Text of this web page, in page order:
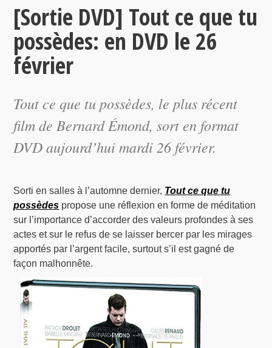
[Sortie DVD] Tout ce que tu
possèdes: en DVD le 26
février
Tout ce que tu possèdes, le plus récent
film de Bernard Émond, sort en format
DVD aujourd’hui mardi 26 février.
Sorti en salles à l’automne dernier, Tout ce que tu
possèdes propose une réflexion en forme de méditation
sur l’importance d’accorder des valeurs profondes à ses
actes et sur le refus de se laisser bercer par les mirages
apportés par l’argent facile, surtout s’il est gagné de
façon malhonnête.